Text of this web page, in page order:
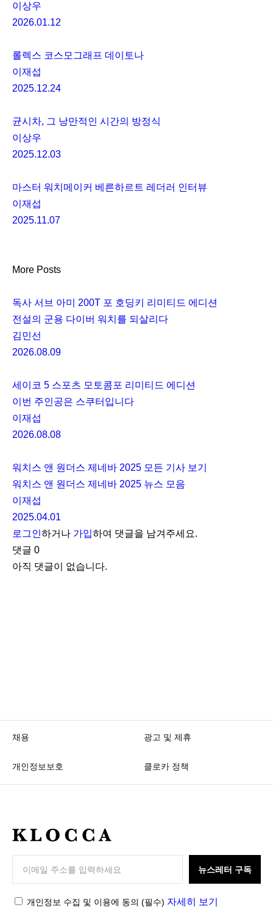
이상우
2026.01.12
롤렉스 코스모그래프 데이토나
이재섭
2025.12.24
균시차, 그 낭만적인 시간의 방정식
이상우
2025.12.03
마스터 워치메이커 베른하르트 레더러 인터뷰
이재섭
2025.11.07
More Posts
독사 서브 아미 200T 포 호딩키 리미티드 에디션
전설의 군용 다이버 워치를 되살리다
김민선
2026.08.09
세이코 5 스포츠 모토콤포 리미티드 에디션
이번 주인공은 스쿠터입니다
이재섭
2026.08.08
워치스 앤 원더스 제네바 2025 모든 기사 보기
워치스 앤 원더스 제네바 2025 뉴스 모음
이재섭
2025.04.01
로그인하거나 가입하여 댓글을 남겨주세요.
댓글 0
아직 댓글이 없습니다.
채용 광고 및 제휴
개인정보보호 클로카 정책
K
C
C
뉴스레터 구독
개인정보 수집 및 이용에 동의 (필수) 자세히 보기